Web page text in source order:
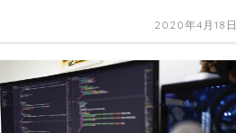
2020年4月18日